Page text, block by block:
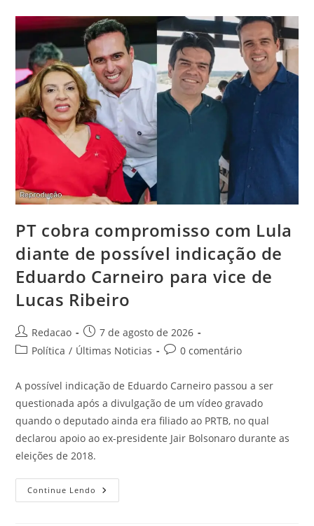
PT cobra compromisso com Lula
diante de possível indicação de
Eduardo Carneiro para vice de
Lucas Ribeiro
Redacao
7 de agosto de 2026
Política / Últimas Noticias 0 comentário
A possível indicação de Eduardo Carneiro passou a ser
questionada após a divulgação de um vídeo gravado
quando o deputado ainda era filiado ao PRTB, no qual
declarou apoio ao ex-presidente Jair Bolsonaro durante as
eleições de 2018.
Continue Lendo